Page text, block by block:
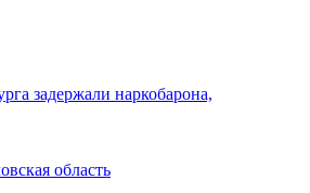
задержали наркобарона,
область